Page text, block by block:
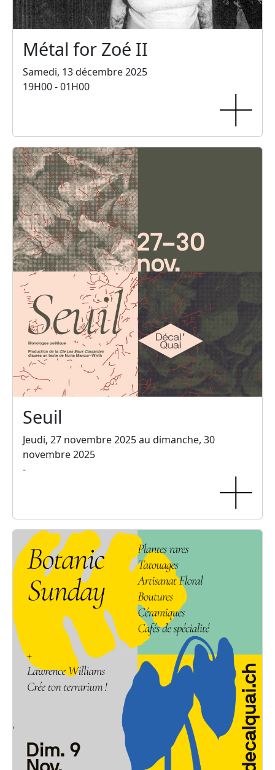
Métal for Zoé II
Samedi, 13 décembre 2025
19H00 - 01H00
Seuil
Jeudi, 27 novembre 2025 au dimanche, 30
novembre 2025
-